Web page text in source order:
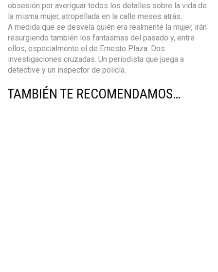
obsesión por averiguar todos los detalles sobre la vida de
la misma mujer, atropellada en la calle meses atrás.
A medida que se desvela quién era realmente la mujer, irán
resurgiendo también los fantasmas del pasado y, entre
ellos, especialmente el de Ernesto Plaza. Dos
investigaciones cruzadas. Un periodista que juega a
detective y un inspector de policía.
TAMBIÉN TE RECOMENDAMOS…